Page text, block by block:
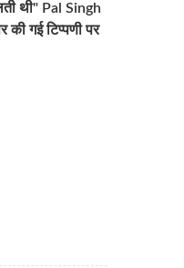
थी" Pal Singh
की गई टिप्पणी पर